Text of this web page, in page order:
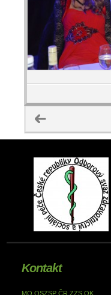
Kontakt
MO OSZSP ČR ZZS OK